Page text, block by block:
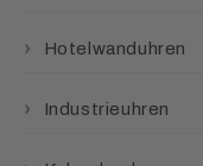
Hotelwanduhren
Industrieuhren